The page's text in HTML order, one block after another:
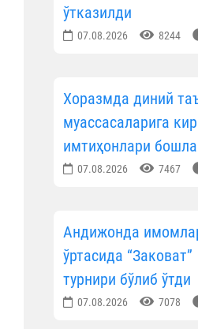
ўтказилди
07.08.2026 8244
Хоразмда диний
муассасаларига
имтиҳонлари
07.08.2026 7467
Андижонда
ўртасида “Заковат”
турнири бўлиб ўтди
07.08.2026 7078